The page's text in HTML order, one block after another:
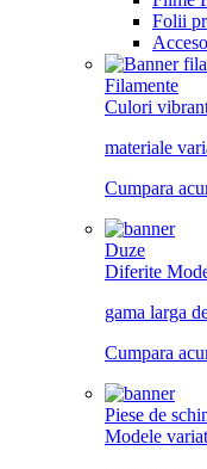
Folii
Filamente
Culori
materiale
Cumpara
Duze
Diferite
gama larga
Cumpara
Piese de
Modele